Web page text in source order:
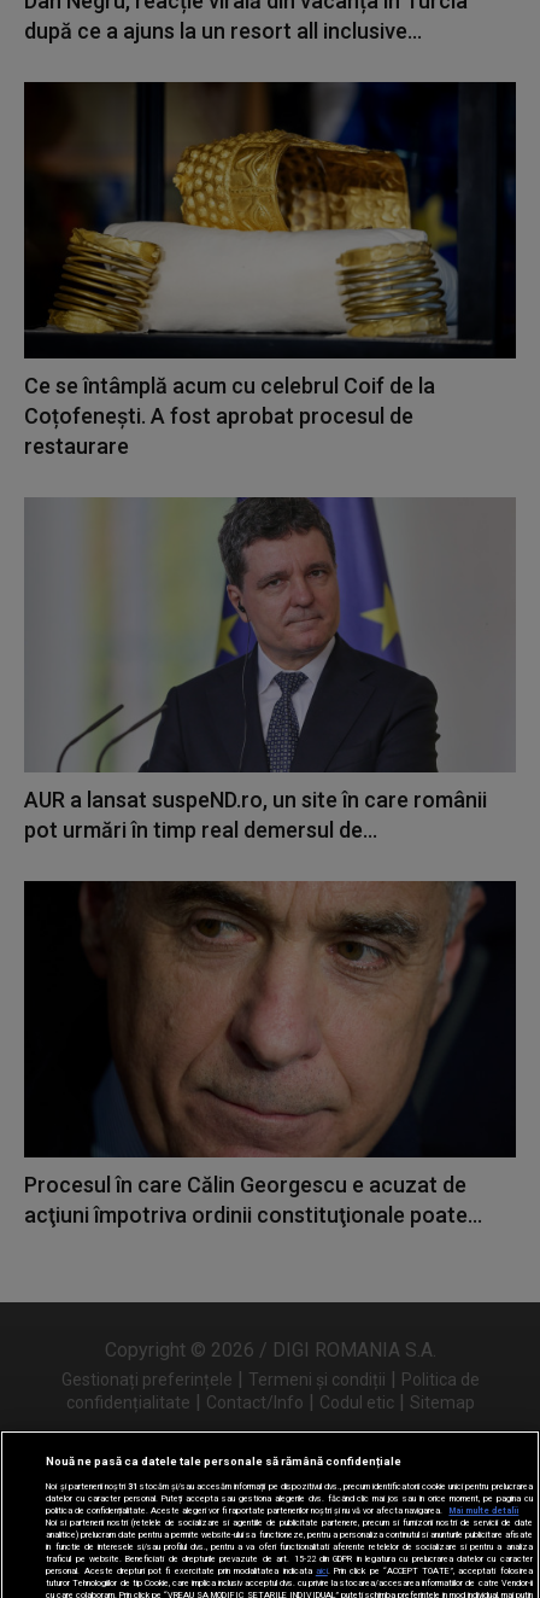
după ce a ajuns la un resort all inclusive...
Ce se întâmplă acum cu celebrul Coif de la
Coțofenești. A fost aprobat procesul de
restaurare
AUR a lansat suspeND.ro, un site în care românii
pot urmări în timp real demersul de...
Procesul în care Călin Georgescu e acuzat de
acţiuni împotriva ordinii constituţionale poate...
Copyright © 2026 / DIGI ROMANIA S.A.
Gestionați preferințele | Termeni și condiții | Politica de
confidențialitate | Contact/Info | Codul etic | Sitemap
Urmărește-ne și pe
Nouă ne pasă ca datele tale personale să rămână confidențiale
Noi și partenerii noștri31 stocăm și/sau accesăm informații pe dispozitivul dvs., precum identificatorii cookie unici pentru prelucrarea
datelor cu caracter personal. Puteți accepta sau gestiona alegerile dvs. făcând clic mai jos sau în orice moment, pe pagina cu
politica de confidențialitate. Aceste alegeri vor fi raportate partenerilor noștri și nu vă vor afecta navigarea.
Mai multe detalii
Noi si partenerii nostri (retelele de socializare si agentiile de publicitate partenere, precum si furnizorii nostri de servicii de date
analitice) prelucram date pentru a permite website-ului sa functioneze, pentru a personaliza continutul si anunturile publicitare afisate
in functie de interesele si/sau profilul dvs., pentru a va oferi functionalitati aferente retelelor de socializare si pentru a analiza
traficul pe website. Beneficiati de drepturile prevazute de art. 15-22 din GDPR in legatura cu prelucrarea datelor cu caracter
personal. Aceste drepturi pot fi exercitate prin modalitatea indicata aici. Prin click pe “ACCEPT TOATE”, acceptati folosirea
tuturor Tehnologiilor de tip Cookie, care implica inclusiv acceptul dvs. cu privire la stocarea/accesarea informatiilor de catre Vendor-ii
cu care colaboram. Prin click pe “VREAU SA MODIFIC SETARILE INDIVIDUAL” puteti schimba preferintele in mod individual, mai putin